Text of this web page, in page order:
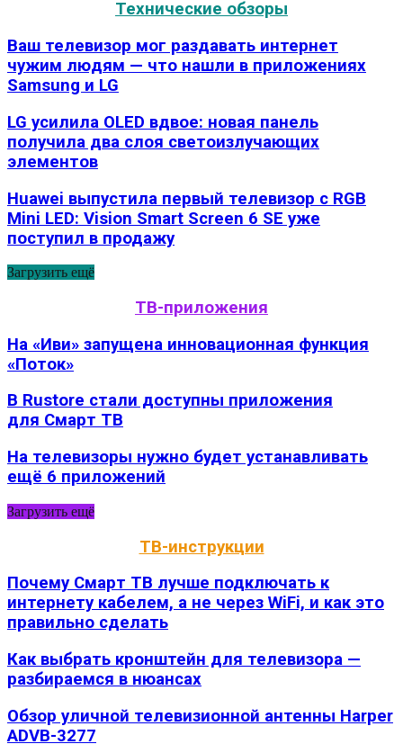
Технические обзоры
Ваш телевизор мог раздавать интернет
чужим людям — что нашли в приложениях
Samsung и LG
LG усилила OLED вдвое: новая панель
получила два слоя светоизлучающих
элементов
Huawei выпустила первый телевизор с RGB
Mini LED: Vision Smart Screen 6 SE уже
поступил в продажу
Загрузить ещё
ТВ-приложения
На «Иви» запущена инновационная функция
«Поток»
В Rustore стали доступны приложения
для Смарт ТВ
На телевизоры нужно будет устанавливать
ещё 6 приложений
Загрузить ещё
ТВ-инструкции
Почему Смарт ТВ лучше подключать к
интернету кабелем, а не через WiFi, и как это
правильно сделать
Как выбрать кронштейн для телевизора —
разбираемся в нюансах
Обзор уличной телевизионной антенны Harper
ADVB-3277